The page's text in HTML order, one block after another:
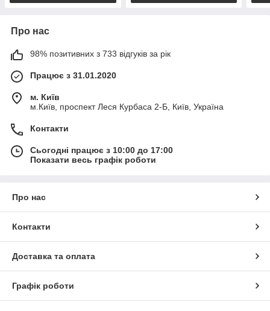
Про нас
98% позитивних з 733 відгуків за рік
Працює з 31.01.2020
м. Київ
м.Київ, проспект Леся Курбаса 2-Б, Київ, Україна
Контакти
Сьогодні працює з 10:00 до 17:00
Показати весь графік роботи
Про нас
Контакти
Доставка та оплата
Графік роботи